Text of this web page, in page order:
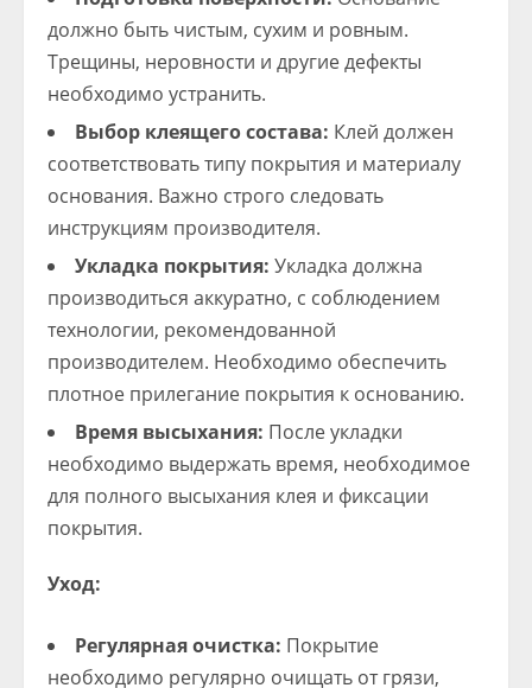
должно быть чистым, сухим и ровным.
Трещины, неровности и другие дефекты
необходимо устранить.
Выбор клеящего состава: Клей должен
соответствовать типу покрытия и материалу
основания. Важно строго следовать
инструкциям производителя.
Укладка покрытия: Укладка должна
производиться аккуратно, с соблюдением
технологии, рекомендованной
производителем. Необходимо обеспечить
плотное прилегание покрытия к основанию.
Время высыхания: После укладки
необходимо выдержать время, необходимое
для полного высыхания клея и фиксации
покрытия.
Уход:
Регулярная очистка: Покрытие
необходимо регулярно очищать от грязи,